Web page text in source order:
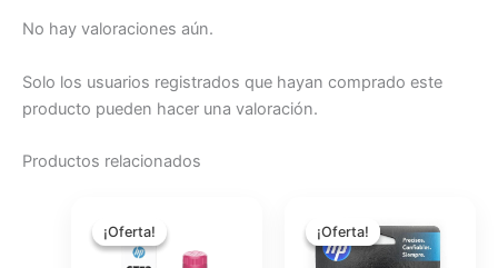
No hay valoraciones aún.
Solo los usuarios registrados que hayan comprado este
producto pueden hacer una valoración.
Productos relacionados
¡Oferta!
¡Oferta!precio
original
era:
es:
¡Oferta!
¡Oferta!precio
original
era:
precio
actual
es: